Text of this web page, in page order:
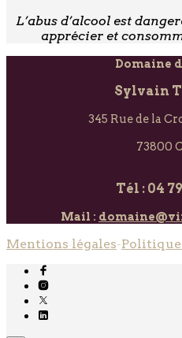
L’abus d’alcool est
apprécier et
Domaine
Sylvain
345 Rue de la
73800
Tél : 04
Mail :
Mentions légales-